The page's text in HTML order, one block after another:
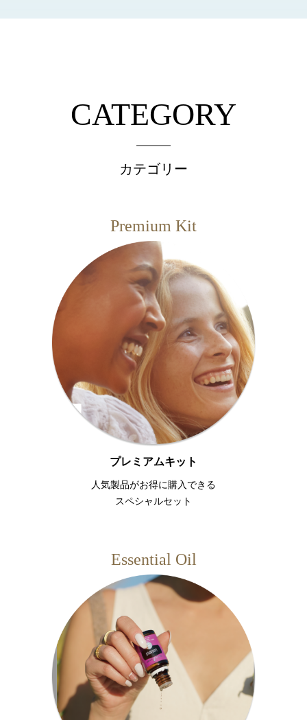
CATEGORY
カテゴリー
Premium Kit
プレミアムキット
人気製品がお得に購入できる
スペシャルセット
Essential Oil